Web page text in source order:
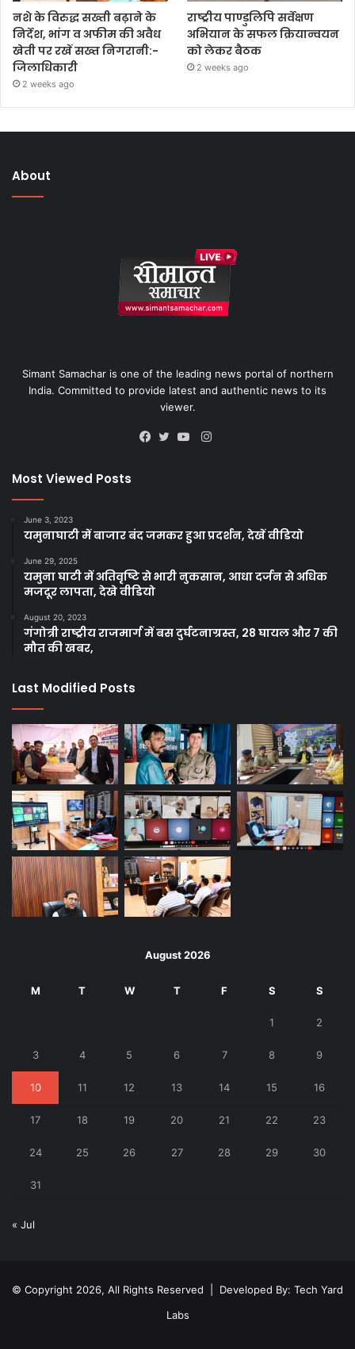
नशे के विरुद्ध सख्ती बढ़ाने के
निर्देश, भांग व अफीम की अवैध
खेती पर रखें सख्त निगरानी:-
जिलाधिकारी
2 weeks ago
राष्ट्रीय पाण्डुलिपि सर्वेक्षण
अभियान के सफल क्रियान्वयन
को लेकर बैठक
2 weeks ago
About
Simant Samachar is one of the leading news portal of northern
India. Committed to provide latest and authentic news to its
viewer.
Instagram
Most Viewed Posts
June 3, 2023
यमुनाघाटी में बाजार बंद जमकर हुआ प्रदर्शन, देखें वीडियो
June 29, 2025
यमुना घाटी में अतिवृष्टि से भारी नुकसान, आधा दर्जन से अधिक
मजदूर लापता, देखे वीडियो
August 20, 2023
गंगोत्री राष्ट्रीय राजमार्ग में बस दुर्घटनाग्रस्त, 28 घायल और 7 की
मौत की खबर,
Last Modified Posts
August 2026
M T W T F S S
1 2
3 4 5 6 7 8 9
10 11 12 13 14 15 16
17 18 19 20 21 22 23
24 25 26 27 28 29 30
31
« Jul
© Copyright 2026, All Rights Reserved | Developed By: Tech Yard
Labs